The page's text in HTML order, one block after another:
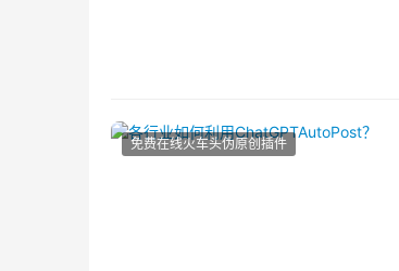
免费在线火车头伪原创插件